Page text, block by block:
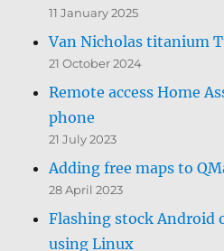
11 January 2025
Van Nicholas titanium
21 October 2024
Remote access Home
phone
21 July 2023
Adding free maps to
28 April 2023
Flashing stock Android
using Linux